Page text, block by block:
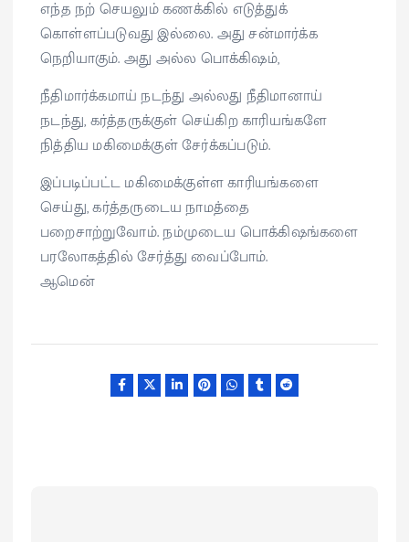
எந்த நற் செயலும் கணக்கில் எடுத்துக்
கொள்ளப்படுவது இல்லை. அது சன்மார்க்க
நெறியாகும். அது அல்ல பொக்கிஷம்,
நீதிமார்க்கமாய் நடந்து அல்லது நீதிமானாய்
நடந்து, கர்த்தருக்குள் செய்கிற காரியங்களே
நித்திய மகிமைக்குள் சேர்க்கப்படும்.
இப்படிப்பட்ட மகிமைக்குள்ள காரியங்களை
செய்து, கர்த்தருடைய நாமத்தை
பறைசாற்றுவோம். நம்முடைய பொக்கிஷங்களை
பரலோகத்தில் சேர்த்து வைப்போம்.
ஆமென்